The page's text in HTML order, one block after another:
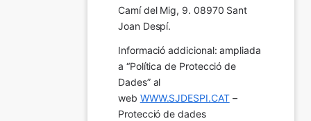
Camí del Mig, 9. 08970 Sant
Joan Despí.
Informació addicional: ampliada
a “Política de Protecció de
Dades” al
web WWW.SJDESPI.CAT –
Protecció de dades